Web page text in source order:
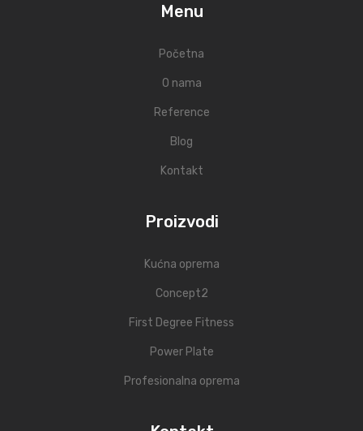
Menu
Početna
O nama
Reference
Blog
Kontakt
Proizvodi
Kućna oprema
Concept2
First Degree Fitness
Power Plate
Profesionalna oprema